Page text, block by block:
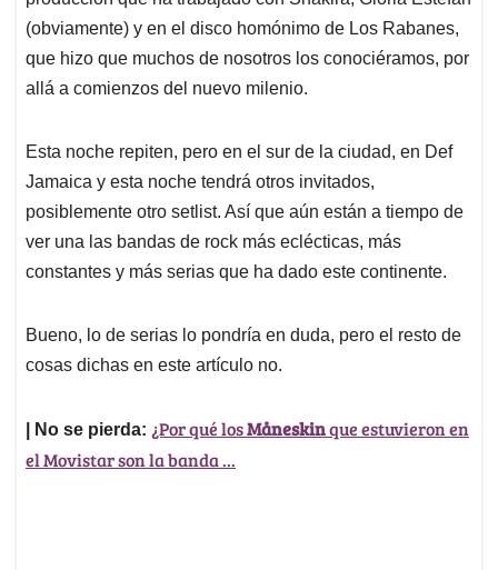
(obviamente) y en el disco homónimo de Los Rabanes,
que hizo que muchos de nosotros los conociéramos, por
allá a comienzos del nuevo milenio.
Esta noche repiten, pero en el sur de la ciudad, en Def
Jamaica y esta noche tendrá otros invitados,
posiblemente otro setlist. Así que aún están a tiempo de
ver una las bandas de rock más eclécticas, más
constantes y más serias que ha dado este continente.
Bueno, lo de serias lo pondría en duda, pero el resto de
cosas dichas en este artículo no.
| No se pierda: ¿Por qué losMåneskinque estuvieron en
el Movistar son la banda ...